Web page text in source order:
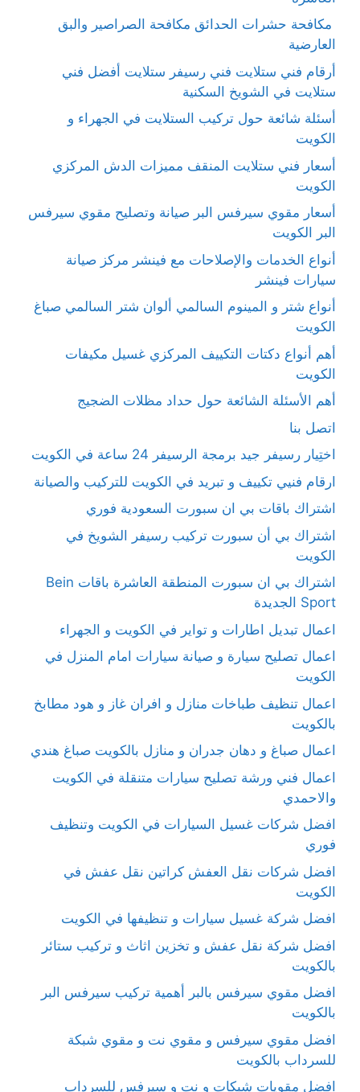
مكافحة حشرات الحدائق مكافحة الصراصير والبق
العارضية
أرقام فني ستلايت فني رسيفر ستلايت أفضل فني
ستلايت في الشويخ السكنية
أسئلة شائعة حول تركيب الستلايت في الجهراء و
الكويت
أسعار فني ستلايت المنقف مميزات الدش المركزي
الكويت
أسعار مقوي سيرفس البر صيانة وتصليح مقوي سيرفس
البر الكويت
أنواع الخدمات والإصلاحات مع فينشر مركز صيانة
سيارات فينشر
أنواع شتر و المينوم السالمي ألوان شتر السالمي صباغ
الكويت
أهم أنواع دكتات التكييف المركزي غسيل مكيفات
الكويت
أهم الأسئلة الشائعة حول حداد مظلات الضجيج
اتصل بنا
اختِيار رسيفر جيد برمجة الرسيفر 24 ساعة في الكويت
ارقام فنيي تكييف و تبريد في الكويت للتركيب والصيانة
اشتراك باقات بي ان سبورت السعودية فوري
اشتراك بي أن سبورت تركيب رسيفر الشويخ في
الكويت
اشتراك بي ان سبورت المنطقة العاشرة باقات Bein
Sport الجديدة
اعمال تبديل اطارات و تواير في الكويت و الجهراء
اعمال تصليح سيارة و صيانة سيارات امام المنزل في
الكويت
اعمال تنظيف طباخات منازل و افران غاز و هود مطابخ
بالكويت
اعمال صباغ و دهان جدران و منازل بالكويت صباغ هندي
اعمال فني ورشة تصليح سيارات متنقلة في الكويت
والاحمدي
افضل شركات غسيل السيارات في الكويت وتنظيف
فوري
افضل شركات نقل العفش كراتين نقل عفش في
الكويت
افضل شركة غسيل سيارات و تنظيفها في الكويت
افضل شركة نقل عفش و تخزين اثاث و تركيب ستائر
بالكويت
افضل مقوي سيرفس بالبر أهمية تركيب سيرفس البر
بالكويت
افضل مقوي سيرفس و مقوي نت و مقوي شبكة
للسرداب بالكويت
افضل مقويات شبكات و نت و سيرفس للسرداب